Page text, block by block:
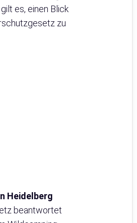
es, einen Blick
zu
Heidelberg
beantwortet